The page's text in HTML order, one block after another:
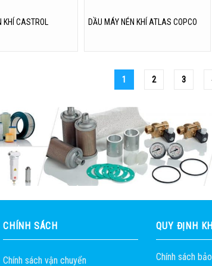
KHÍ CASTROL DẦU MÁY NÉN KHÍ ATLAS COPCO
1 2 3
CHÍNH SÁCH
Chính sách vận chuyển
QUY ĐỊNH
Chính sách